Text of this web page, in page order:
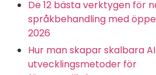
De 12 bästa verktygen för
språkbehandling med
2026
Hur man skapar skalbara
utvecklingsmetoder för